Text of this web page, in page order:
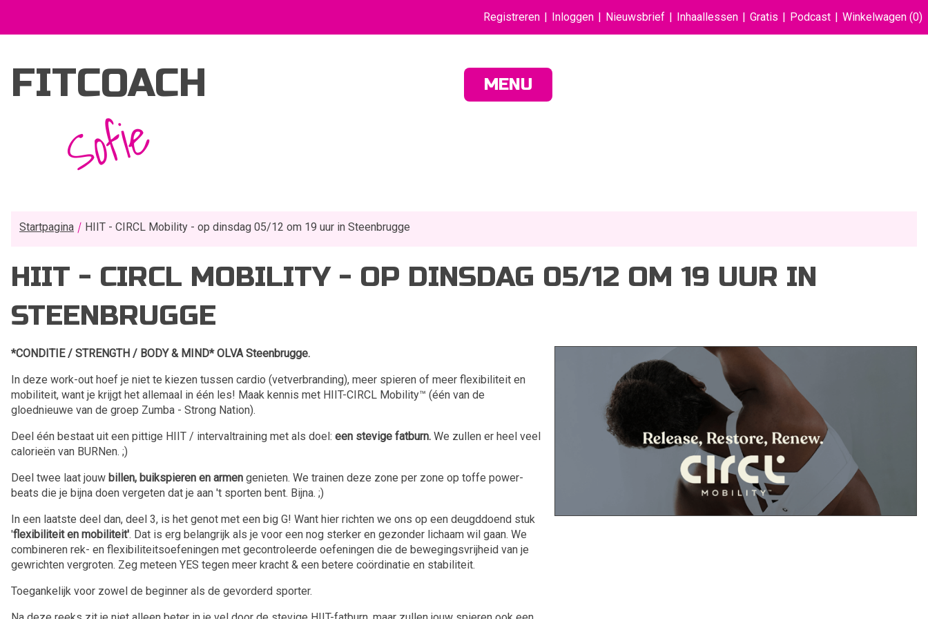
Registreren Inloggen Nieuwsbrief Inhaallessen Gratis Podcast Winkelwagen (0)
FITCOACH
Sofie
MENU
Startpagina HIIT - CIRCL Mobility - op dinsdag 05/12 om 19 uur in Steenbrugge
HIIT - CIRCL MOBILITY - OP DINSDAG 05/12 OM 19 UUR IN
STEENBRUGGE
*CONDITIE / STRENGTH / BODY & MIND* OLVA Steenbrugge.
In deze work-out hoef je niet te kiezen tussen cardio (vetverbranding), meer spieren of meer flexibiliteit en
mobiliteit, want je krijgt het allemaal in één les! Maak kennis met HIIT-CIRCL Mobility™ (één van de
gloednieuwe van de groep Zumba - Strong Nation).
Deel één bestaat uit een pittige HIIT / intervaltraining met als doel: een stevige fatburn. We zullen er heel veel
calorieën van BURNen. ;)
Deel twee laat jouw billen, buikspieren en armen genieten. We trainen deze zone per zone op toffe power-
beats die je bijna doen vergeten dat je aan 't sporten bent. Bijna. ;)
In een laatste deel dan, deel 3, is het genot met een big G! Want hier richten we ons op een deugddoend stuk
'flexibiliteit en mobiliteit'. Dat is erg belangrijk als je voor een nog sterker en gezonder lichaam wil gaan. We
combineren rek- en flexibiliteitsoefeningen met gecontroleerde oefeningen die de bewegingsvrijheid van je
gewrichten vergroten. Zeg meteen YES tegen meer kracht & een betere coördinatie en stabiliteit.
Toegankelijk voor zowel de beginner als de gevorderd sporter.